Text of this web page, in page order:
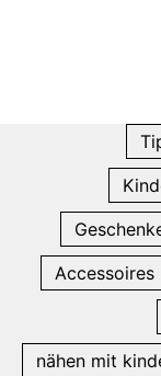
Accessoires
nähen mit